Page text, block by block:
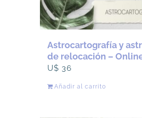
Astrocartografía y
de relocación –
U$ 36
Añadir al carrito